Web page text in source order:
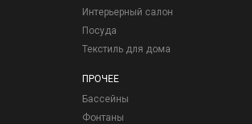
Интерьерный салон
Посуда
Текстиль для дома
ПРОЧЕЕ
Бассейны
Фонтаны